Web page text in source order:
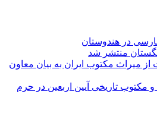
میراث مکتوب ایران به بیان معاون
و مکتوب تاریخی آیین اربعین در حرم